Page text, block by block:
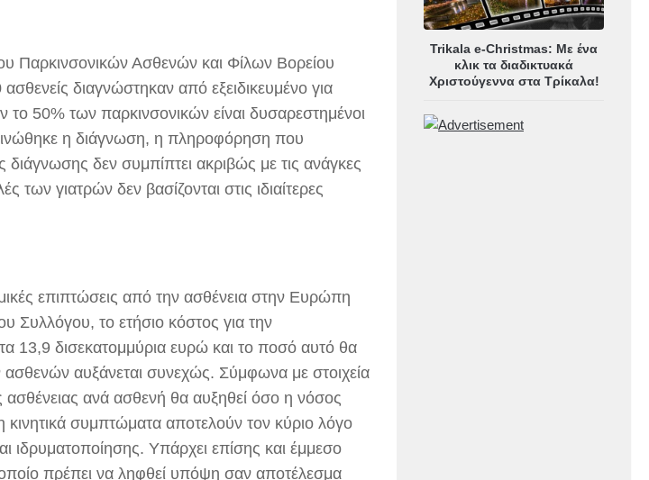
Παρκινσονικών Ασθενών και Φίλων Βορείου
διαγνώστηκαν από εξειδικευμένο για
το 50% των παρκινσονικών είναι δυσαρεστημένοι
η διάγνωση, η πληροφόρηση που
διάγνωσης δεν συμπίπτει ακριβώς με τις ανάγκες
γιατρών δεν βασίζονται στις ιδιαίτερες
επιπτώσεις από την ασθένεια στην Ευρώπη
Συλλόγου, το ετήσιο κόστος για την
13,9 δισεκατομμύρια ευρώ και το ποσό αυτό θα
αυξάνεται συνεχώς. Σύμφωνα με στοιχεία
ασθένειας ανά ασθενή θα αυξηθεί όσο η νόσος
κινητικά συμπτώματα αποτελούν τον κύριο λόγο
ιδρυματοποίησης. Υπάρχει επίσης και έμμεσο
πρέπει να ληφθεί υπόψη σαν αποτέλεσμα
Trikala e-Christmas: Με ένα
κλικ τα διαδικτυακά
Χριστούγεννα στα Τρίκαλα!